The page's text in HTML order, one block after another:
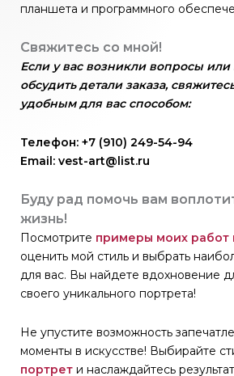
планшета и программного
Свяжитесь со мной!
Если у вас возникли вопросы или
обсудить детали заказа,
удобным для вас способом:
Телефон: +7 (910) 249-54-94
Email: vest-art@list.ru
Буду рад помочь вам
жизнь!
Посмотрите примеры моих работ
оценить мой стиль и выбрать
для вас. Вы найдете вдохновение
своего уникального портрета!
Не упустите возможность
моменты в искусстве! Выбирайте
портрет и наслаждайтесь